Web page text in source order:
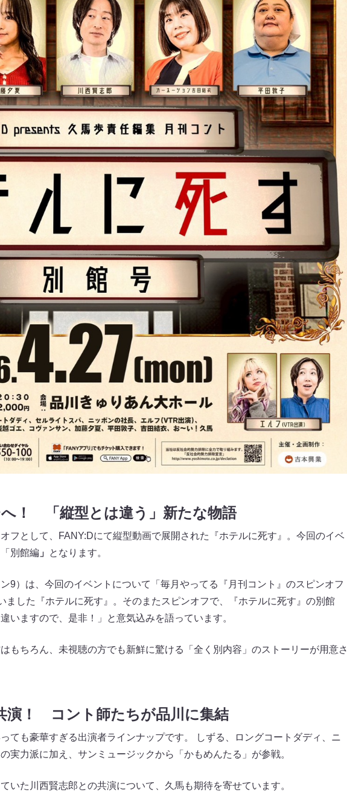
へ！ 「縦型とは違う」新たな物語
フとして、FANY:Dにて縦型動画で展開された『ホテルに死す』。今回のイベ
別館編」 となります。
9）は、今回のイベントについて「毎月やってる『月刊コント』のスピンオフ
ました『ホテルに死す』。そのまたスピンオフで、『ホテルに死す』の別館
いますので、是非！」と意気込みを語っています。
もちろん、未視聴の方でも新鮮に驚ける「全く別内容」のストーリーが用意さ
演！ コント師たちが品川に集結
ても豪華すぎる出演者ラインナップです。 しずる、ロングコートダディ、ニ
実力派に加え、サンミュージックから「かもめんたる」が参戦。
いた川西賢志郎との共演について、久馬も期待を寄せています。